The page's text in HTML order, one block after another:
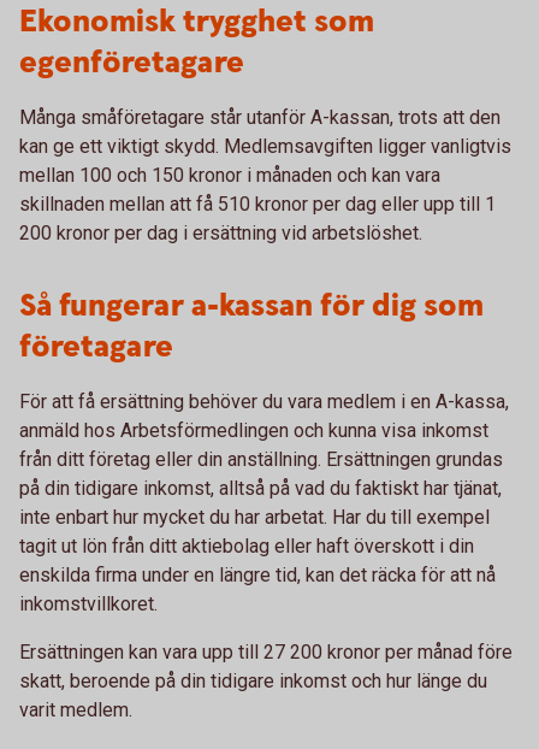
Ekonomisk trygghet som
egenföretagare
Många småföretagare står utanför A-kassan, trots att den
kan ge ett viktigt skydd. Medlemsavgiften ligger vanligtvis
mellan 100 och 150 kronor i månaden och kan vara
skillnaden mellan att få 510 kronor per dag eller upp till 1
200 kronor per dag i ersättning vid arbetslöshet.
Så fungerar a-kassan för dig som
företagare
För att få ersättning behöver du vara medlem i en A-kassa,
anmäld hos Arbetsförmedlingen och kunna visa inkomst
från ditt företag eller din anställning. Ersättningen grundas
på din tidigare inkomst, alltså på vad du faktiskt har tjänat,
inte enbart hur mycket du har arbetat. Har du till exempel
tagit ut lön från ditt aktiebolag eller haft överskott i din
enskilda firma under en längre tid, kan det räcka för att nå
inkomstvillkoret.
Ersättningen kan vara upp till 27 200 kronor per månad före
skatt, beroende på din tidigare inkomst och hur länge du
varit medlem.